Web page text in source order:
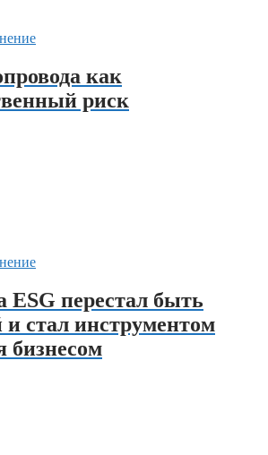
как
риск
ESG перестал быть
и стал инструментом
бизнесом